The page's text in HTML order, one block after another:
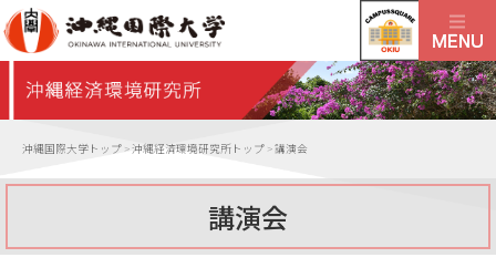
沖縄国際大学トップ >沖縄経済環境研究所トップ >講演会
講演会